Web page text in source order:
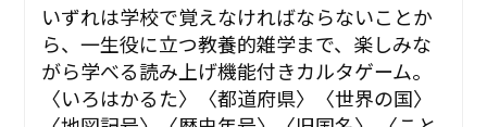
いずれは学校で覚えなければならないことか
ら、一生役に立つ教養的雑学まで、楽しみな
がら学べる読み上げ機能付きカルタゲーム。
〈いろはかるた〉〈都道府県〉〈世界の国〉